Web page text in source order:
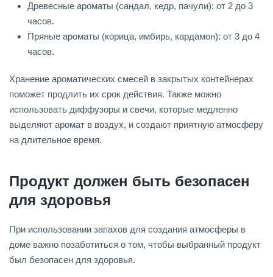
Древесные ароматы (сандал, кедр, пачули): от 2 до 3
часов.
Пряные ароматы (корица, имбирь, кардамон): от 3 до 4
часов.
Хранение ароматических смесей в закрытых контейнерах
поможет продлить их срок действия. Также можно
использовать диффузоры и свечи, которые медленно
выделяют аромат в воздух, и создают приятную атмосферу
на длительное время.
Продукт должен быть безопасен
для здоровья
При использовании запахов для создания атмосферы в
доме важно позаботиться о том, чтобы выбранный продукт
был безопасен для здоровья.